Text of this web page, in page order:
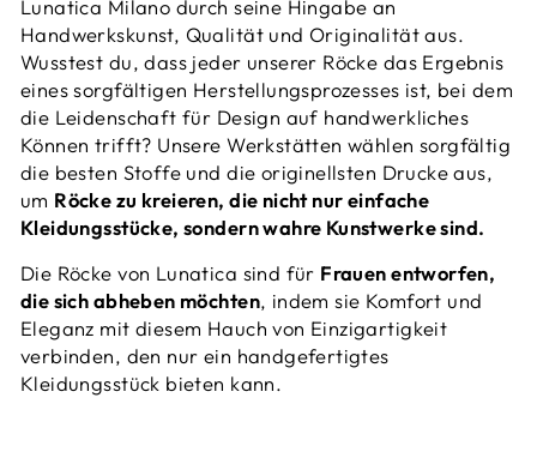
Lunatica Milano durch seine Hingabe an
Handwerkskunst, Qualität und Originalität aus.
Wusstest du, dass jeder unserer Röcke das Ergebnis
eines sorgfältigen Herstellungsprozesses ist, bei dem
die Leidenschaft für Design auf handwerkliches
Können trifft? Unsere Werkstätten wählen sorgfältig
die besten Stoffe und die originellsten Drucke aus,
um Röcke zu kreieren, die nicht nur einfache
Kleidungsstücke, sondern wahre Kunstwerke sind.
Die Röcke von Lunatica sind für Frauen entworfen,
die sich abheben möchten, indem sie Komfort und
Eleganz mit diesem Hauch von Einzigartigkeit
verbinden, den nur ein handgefertigtes
Kleidungsstück bieten kann.